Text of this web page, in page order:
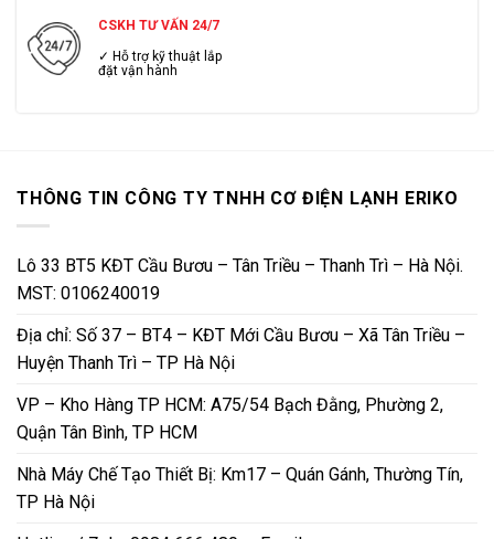
CSKH TƯ VẤN 24/7
✓ Hỗ trợ kỹ thuật lắp
đặt vận hành
THÔNG TIN CÔNG TY TNHH CƠ ĐIỆN LẠNH ERIKO
Lô 33 BT5 KĐT Cầu Bươu – Tân Triều – Thanh Trì – Hà Nội.
MST: 0106240019
Địa chỉ: Số 37 – BT4 – KĐT Mới Cầu Bươu – Xã Tân Triều –
Huyện Thanh Trì – TP Hà Nội
VP – Kho Hàng TP HCM: A75/54 Bạch Đằng, Phường 2,
Quận Tân Bình, TP HCM
Nhà Máy Chế Tạo Thiết Bị: Km17 – Quán Gánh, Thường Tín,
TP Hà Nội